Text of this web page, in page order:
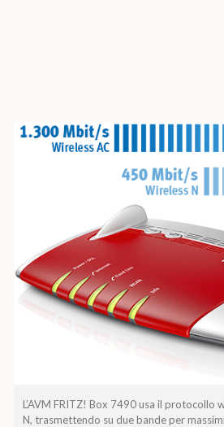
L’AVM FRITZ! Box 7490usa il protocollo
N, trasmettendo su due bande per